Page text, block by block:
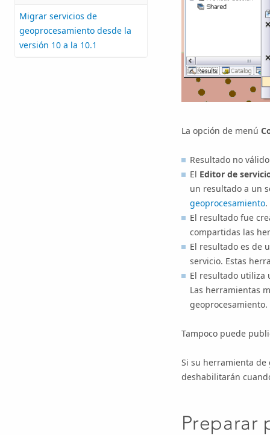
Migrar servicios de
geoprocesamiento desde la
versión 10 a la 10.1
La opción de menú
Resultado no
El Editor de
un resultado a un
geoprocesamiento.
El resultado fue
compartidas las
El resultado es de
servicio. Estas
El resultado
Las herramientas
geoprocesamiento.
Tampoco puede
Si su herramienta de
deshabilitarán
Preparar